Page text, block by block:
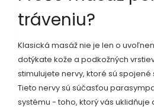
tráveniu?
Klasická masáž nie je len o
dotýkate kože a podkožných
stimulujete nervy, ktoré sú
Tieto nervy sú súčasťou
systému - toho, ktorý vás